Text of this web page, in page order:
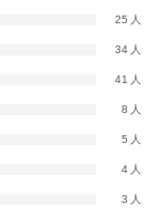
25
34
41
8
5
4
3